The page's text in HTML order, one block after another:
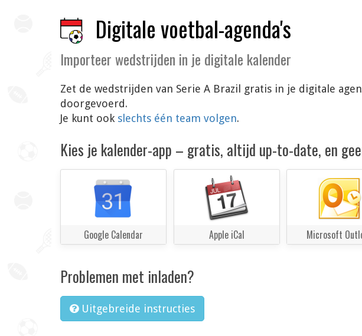
Digitale voetbal-agenda's
Importeer wedstrijden in je digitale kalender
Zet de wedstrijden van Serie A Brazil gratis in je digitale
doorgevoerd.
Je kunt ook slechts één team volgen.
Kies je kalender-app – gratis, altijd up-to-date, en
Google Calendar Apple iCal Microsoft
Problemen met inladen?
Uitgebreide instructies